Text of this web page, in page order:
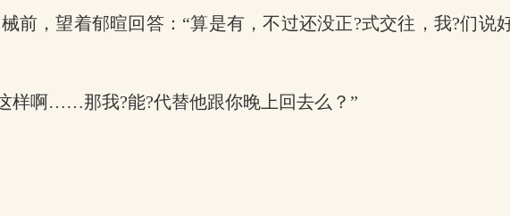
，望着郁暄回答：“算是有，不过还没正?式交往，我?们说
样啊……那我?能?代替他跟你晚上回去么？”